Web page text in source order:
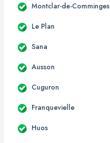
Montclar-de-Comminges
Le Plan
Sana
Ausson
Cuguron
Franquevielle
Huos